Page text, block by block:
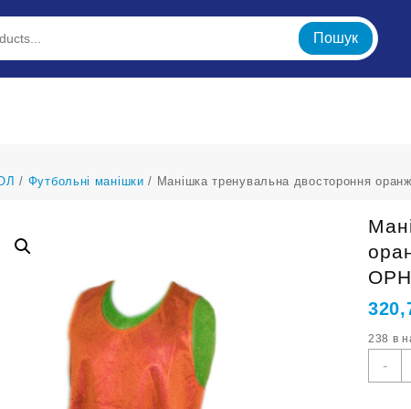
Пошук
/ Футбольні манішки / Манішка тренувальна двостороння
238 в
-